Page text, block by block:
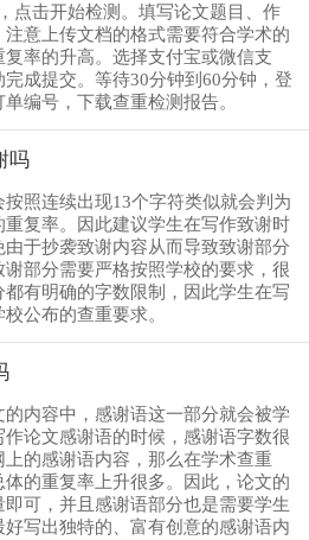
点击开始检测。填写论文题目、作
意上传文档的格式需要符合学术的
率的升高。选择支付宝或微信支
成提交。等待30分钟到60分钟，登
编号，下载查重检测报告。
吗
照连续出现13个字符类似就会判为
复率。因此建议学生在写作致谢时
于抄袭致谢内容从而导致致谢部分
部分需要严格按照学校的要求，很
有明确的字数限制，因此学生在写
公布的查重要求。
内容中，感谢语这一部分就会被学
论文感谢语的时候，感谢语字数很
的感谢语内容，那么在学术查重
的重复率上升很多。因此，论文的
可，并且感谢语部分也是需要学生
写出独特的、富有创意的感谢语内